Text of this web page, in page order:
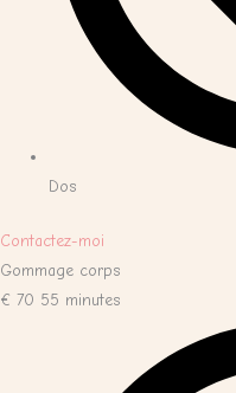
Dos
Contactez-moi
Gommage corps
€ 70 55 minutes